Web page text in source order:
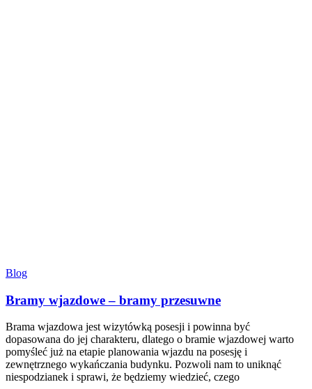
Blog
Bramy wjazdowe – bramy przesuwne
Brama wjazdowa jest wizytówką posesji i powinna być
dopasowana do jej charakteru, dlatego o bramie wjazdowej warto
pomyśleć już na etapie planowania wjazdu na posesję i
zewnętrznego wykańczania budynku. Pozwoli nam to uniknąć
niespodzianek i sprawi, że będziemy wiedzieć, czego